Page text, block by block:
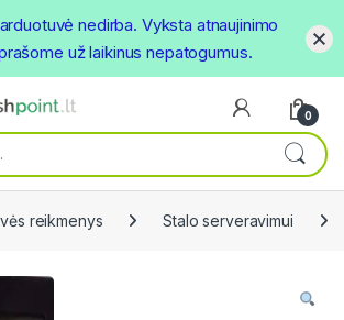
0
reikmenys Stalo serveravimui
nedirba. Vyksta atnaujinimo
už laikinus nepatogumus.